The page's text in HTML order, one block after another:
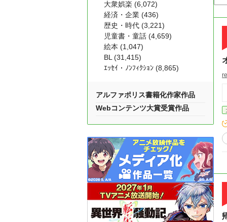
大衆娯楽 (6,072)
経済・企業 (436)
歴史・時代 (3,221)
児童書・童話 (4,659)
絵本 (1,047)
BL (31,415)
ｴｯｾｲ・ﾉﾝﾌｨｸｼｮﾝ (8,865)
アルファポリス書籍化作家作品
Webコンテンツ大賞受賞作品